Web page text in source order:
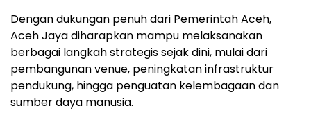
Dengan dukungan penuh dari Pemerintah Aceh,
Aceh Jaya diharapkan mampu melaksanakan
berbagai langkah strategis sejak dini, mulai dari
pembangunan venue, peningkatan infrastruktur
pendukung, hingga penguatan kelembagaan dan
sumber daya manusia.